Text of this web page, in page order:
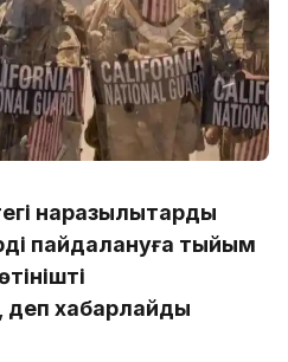
наразылықтарды
пайдалануға тыйым
деп хабарлайды